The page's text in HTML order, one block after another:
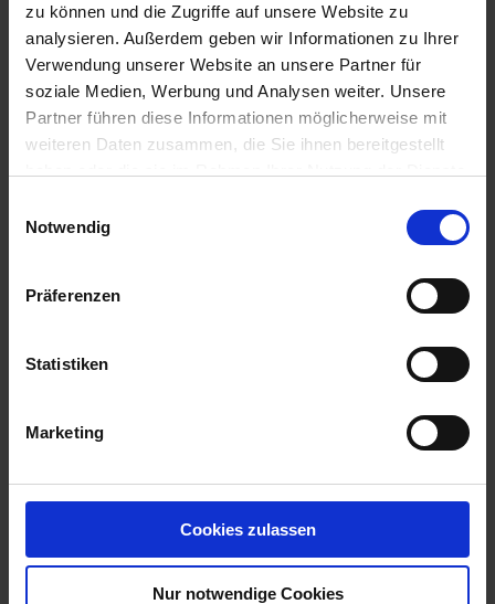
zu können und die Zugriffe auf unsere Website zu
analysieren. Außerdem geben wir Informationen zu Ihrer
Verwendung unserer Website an unsere Partner für
soziale Medien, Werbung und Analysen weiter. Unsere
Partner führen diese Informationen möglicherweise mit
weiteren Daten zusammen, die Sie ihnen bereitgestellt
Notwendig
Präferenzen
Statistiken
Marketing
Cookies zulassen
Nur notwendige Cookies
Spezialdünger für Dachbegrünung & Steingärten 1,5
kg